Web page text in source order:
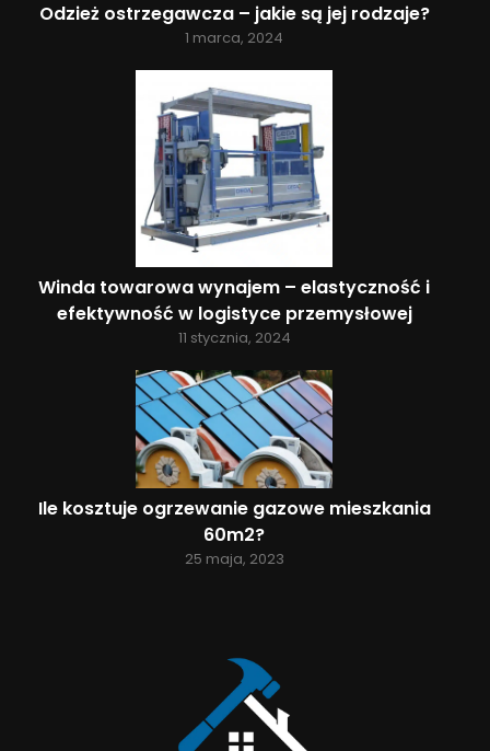
Odzież ostrzegawcza – jakie są jej rodzaje?
1 marca, 2024
Winda towarowa wynajem – elastyczność i
efektywność w logistyce przemysłowej
11 stycznia, 2024
Ile kosztuje ogrzewanie gazowe mieszkania
60m2?
25 maja, 2023